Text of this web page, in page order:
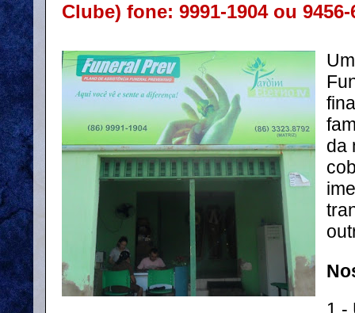
Clube) fone: 9991-1904 ou 9456-
da